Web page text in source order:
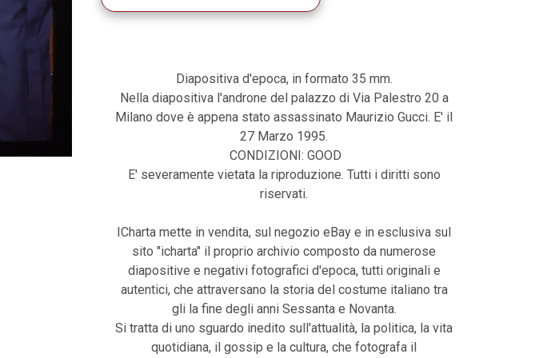
Diapositiva d'epoca, in formato 35 mm.
Nella diapositiva l'androne del palazzo di Via Palestro 20 a
Milano dove è appena stato assassinato Maurizio Gucci. E' il
27 Marzo 1995.
CONDIZIONI: GOOD
E' severamente vietata la riproduzione. Tutti i diritti sono
riservati.
ICharta mette in vendita, sul negozio eBay e in esclusiva sul
sito "icharta" il proprio archivio composto da numerose
diapositive e negativi fotografici d'epoca, tutti originali e
autentici, che attraversano la storia del costume italiano tra
gli la fine degli anni Sessanta e Novanta.
Si tratta di uno sguardo inedito sull'attualità, la politica, la vita
quotidiana, il gossip e la cultura, che fotografa il